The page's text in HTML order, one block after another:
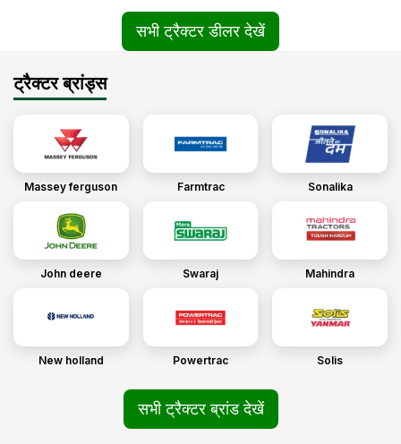
सभी ट्रैक्टर डीलर देखें
ट्रैक्टर ब्रांड्स
Massey ferguson Farmtrac Sonalika
John deere Swaraj Mahindra
New holland Powertrac Solis
सभी ट्रैक्टर ब्रांड देखें